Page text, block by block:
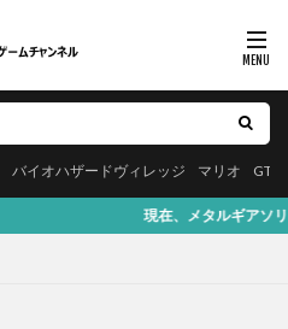
バイオハザードヴィレッジ マリオ GTA
現在、メタルギアソリッド5、バイオ